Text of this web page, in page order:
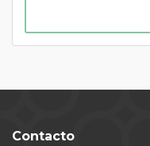
Contacto